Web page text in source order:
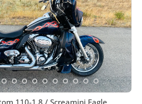
110-1.8 / Screamini Eagle